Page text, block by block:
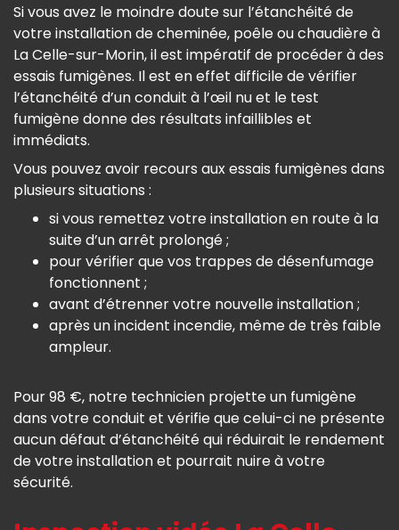
Si vous avez le moindre doute sur l’étanchéité de
votre installation de cheminée, poêle ou chaudière à
La Celle-sur-Morin, il est impératif de procéder à des
essais fumigènes. Il est en effet difficile de vérifier
l’étanchéité d’un conduit à l’œil nu et le test
fumigène donne des résultats infaillibles et
immédiats.
Vous pouvez avoir recours aux essais fumigènes dans
plusieurs situations :
si vous remettez votre installation en route à la
suite d’un arrêt prolongé ;
pour vérifier que vos trappes de désenfumage
fonctionnent ;
avant d’étrenner votre nouvelle installation ;
après un incident incendie, même de très faible
ampleur.
Pour 98 €, notre technicien projette un fumigène
dans votre conduit et vérifie que celui-ci ne présente
aucun défaut d’étanchéité qui réduirait le rendement
de votre installation et pourrait nuire à votre
sécurité.